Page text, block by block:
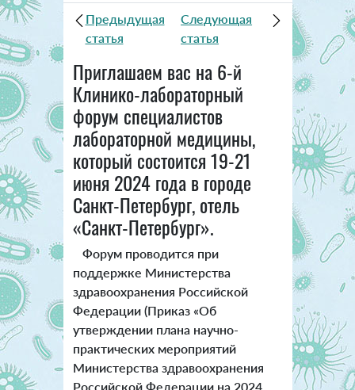
Предыдущая
статья
Следующая
статья
Приглашаем вас на 6-й
Клинико-лабораторный
форум специалистов
лабораторной медицины,
который состоится 19-21
июня 2024 года в городе
Санкт-Петербург, отель
«Санкт-Петербург».
Форум проводится при
поддержке Министерства
здравоохранения Российской
Федерации (Приказ «Об
утверждении плана научно-
практических мероприятий
Министерства здравоохранения
Российской Федерации на 2024